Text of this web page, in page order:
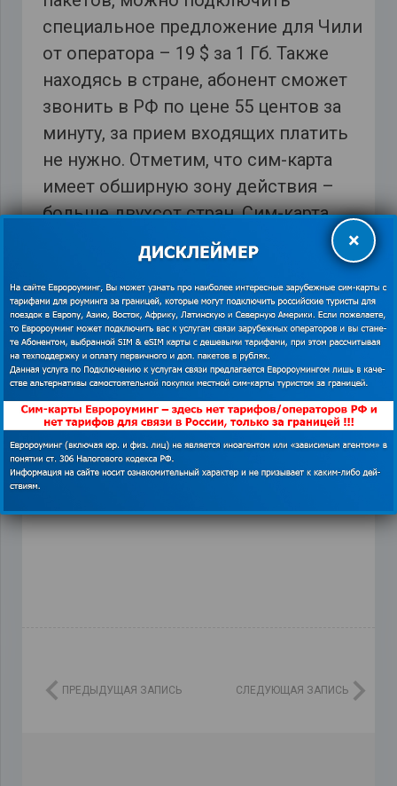
специальное предложение для Чили
от оператора – 19 $ за 1 Гб. Также
находясь в стране, абонент сможет
звонить в РФ по цене 55 центов за
минуту, за прием входящих платить
не нужно. Отметим, что сим-карта
имеет обширную зону действия –
больше двухсот стран. Сим-карта
предоставляется абоненту
бесплатно. Уточнить все
подробности о тарифе и покупке
стартового пакета можно –
https://euroaming.ru/questions.
мобильный интернет в Чили
Чили,сим карта Глобалсим,экскурсия на Титаник,
ПРЕДЫДУЩАЯ ЗАПИСЬ СЛЕДУЮЩАЯ ЗАПИСЬ
×